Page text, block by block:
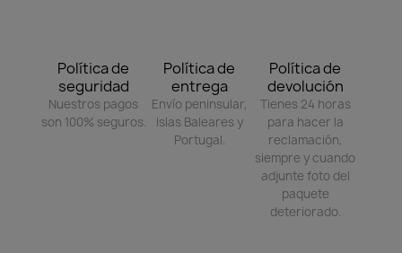
Política de
seguridad
Nuestros pagos
son 100% seguros.
Política de
entrega
Envío peninsular,
Islas Baleares y
Portugal.
Política de
devolución
Tienes 24 horas
para hacer la
reclamación,
siempre y cuando
adjunte foto del
paquete
deteriorado.